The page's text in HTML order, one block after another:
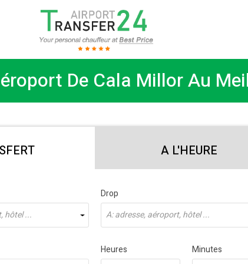
De Cala Millor Au
A L'HEURE
hôtel ...
Drop
À: adresse, aéroport, hôtel ...
Heures Minutes